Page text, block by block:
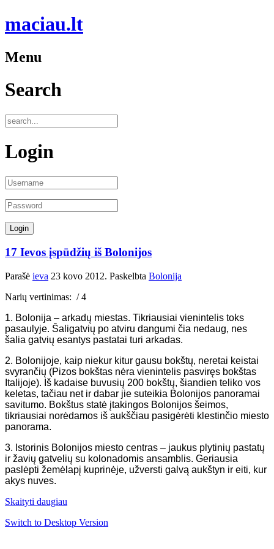
maciau.lt
Menu
Search
Login
17 Ievos įspūdžių iš Bolonijos
Parašė ieva 23 kovo 2012. Paskelbta Bolonija
Narių vertinimas: / 4
1. Bolonija – arkadų miestas. Tikriausiai vienintelis toks
pasaulyje. Šaligatvių po atviru dangumi čia nedaug, nes
šalia gatvių esantys pastatai turi arkadas.
2. Bolonijoje, kaip niekur kitur gausu bokštų, neretai keistai
svyrančių (Pizos bokštas nėra vienintelis pasviręs bokštas
Italijoje). Iš kadaise buvusių 200 bokštų, šiandien teliko vos
keletas, tačiau net ir dabar jie suteikia Bolonijos panoramai
savitumo. Bokštus statė įtakingos Bolonijos šeimos,
tikriausiai norėdamos iš aukščiau pasigėrėti klestinčio miesto
panorama.
3. Istorinis Bolonijos miesto centras – jaukus plytinių pastatų
ir žavių gatvelių su kolonadomis ansamblis. Geriausia
paslėpti žemėlapį kuprinėje, užversti galvą aukštyn ir eiti, kur
akys nuves.
Skaityti daugiau
Switch to Desktop Version